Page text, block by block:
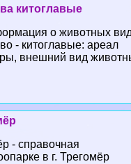
китоглавые
о животных
- китоглавые: ареал
внешний вид
- справочная
в г. Трегомёр